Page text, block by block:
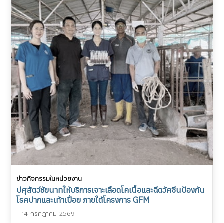
ข่าวกิจกรรมในหน่วยงาน
ปศุสัตว์ชัยนาทให้บริการเจาะเลือดโคเนื้อและฉีดวัคซีนป้องกัน
โรคปากและเท้าเปื่อย ภายใต้โครงการ GFM
14 กรกฎาคม 2569